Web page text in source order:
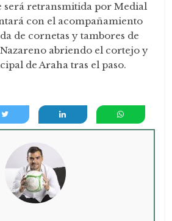
será retransmitida por Medial
con el acompañamiento
de cornetas y tambores de
abriendo el cortejo y
de Araha tras el paso.